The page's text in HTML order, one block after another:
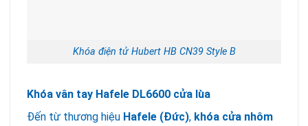
Khóa điện tử Hubert HB CN39 Style B
Khóa vân tay Hafele DL6600 cửa lùa
Đến từ thương hiệu Hafele (Đức), khóa cửa nhôm